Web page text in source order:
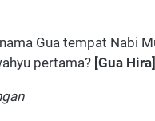
Gua tempat Nabi
pertama? [Gua Hira]